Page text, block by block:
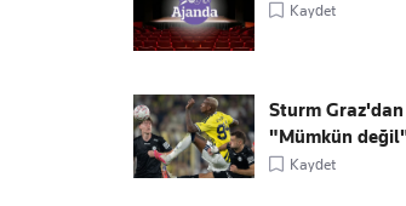
Kaydet
Sturm
"Mümkün
Kaydet